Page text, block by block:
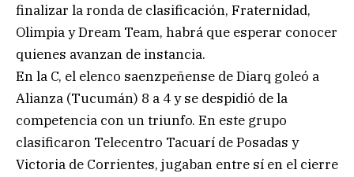
finalizar la ronda de clasificación, Fraternidad,
Olimpia y Dream Team, habrá que esperar conocer
quienes avanzan de instancia.
En la C, el elenco saenzpeñense de Diarq goleó a
Alianza (Tucumán) 8 a 4 y se despidió de la
competencia con un triunfo. En este grupo
clasificaron Telecentro Tacuarí de Posadas y
Victoria de Corrientes, jugaban entre sí en el cierre